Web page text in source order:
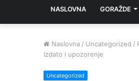
NASLOVNA GORAŽDE
Naslovna / Uncategorized /
Izdato i upozorenje
Uncategorized